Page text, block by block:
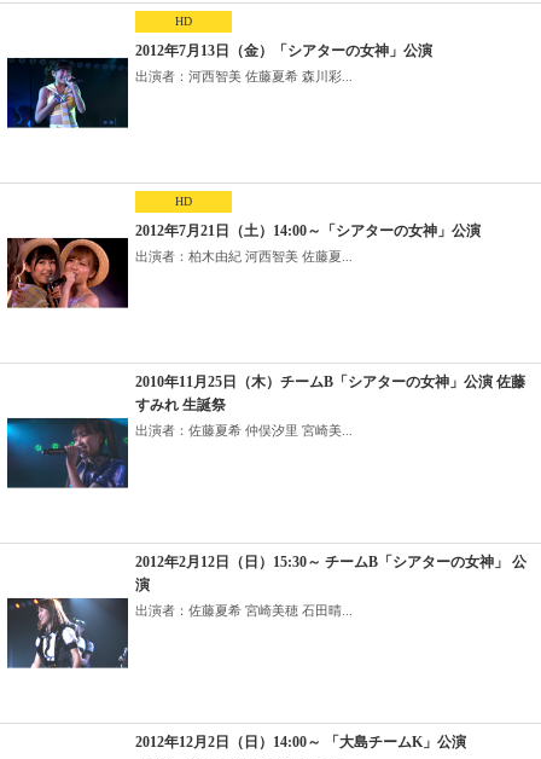
HD
2012年7月13日（金）「シアターの女神」公演
出演者：河西智美 佐藤夏希 森川彩...
HD
2012年7月21日（土）14:00～「シアターの女神」公演
出演者：柏木由紀 河西智美 佐藤夏...
2010年11月25日（木）チームB「シアターの女神」公演 佐藤
すみれ 生誕祭
出演者：佐藤夏希 仲俣汐里 宮崎美...
2012年2月12日（日）15:30～ チームB「シアターの女神」 公
演
出演者：佐藤夏希 宮崎美穂 石田晴...
2012年12月2日（日）14:00～ 「大島チームK」公演